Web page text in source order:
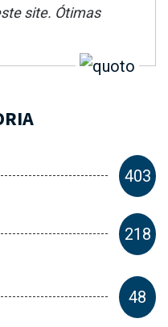
site. Ótimas
403
218
48